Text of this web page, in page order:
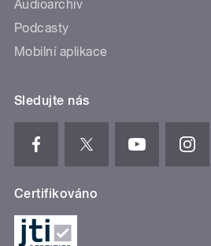
Audioarchiv
Podcasty
Mobilní aplikace
Sledujte nás
Certifikováno